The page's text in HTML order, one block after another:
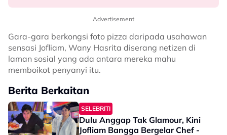
Advertisement
Gara-gara berkongsi foto pizza daripada usahawan
sensasi Jofliam, Wany Hasrita diserang netizen di
laman sosial yang ada antara mereka mahu
memboikot penyanyi itu.
Berita Berkaitan
SELEBRITI
Dulu Anggap Tak Glamour, Kini
Jofliam Bangga Bergelar Chef -